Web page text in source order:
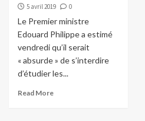
5 avril 2019 0
Le Premier ministre
Edouard Philippe a estimé
vendredi qu’il serait
« absurde » de s’interdire
d’étudier les...
Read More